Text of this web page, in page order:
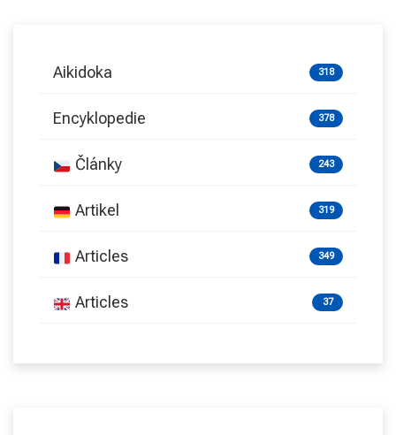
Aikidoka 318
Encyklopedie 378
Články 243
Artikel 319
Articles 349
Articles 37